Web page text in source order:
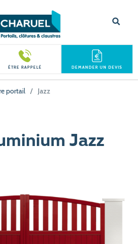
ÊTRE RAPPELÉ DEMANDER UN DEVIS
portail / Jazz
Jazz